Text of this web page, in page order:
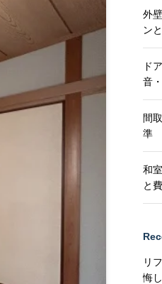
外
ン
ド
音
間
準
和
と
リ
悔